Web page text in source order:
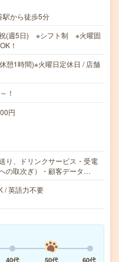
駅から徒歩5分
祝(週5日) ※シフト制 ※火曜固
！
1時間)※火曜日定休日 / 店舗
！
円
り、ドリンクサービス・受電
の取次ぎ）・顧客データ…
/ 英語力不要
40代 50代
60代